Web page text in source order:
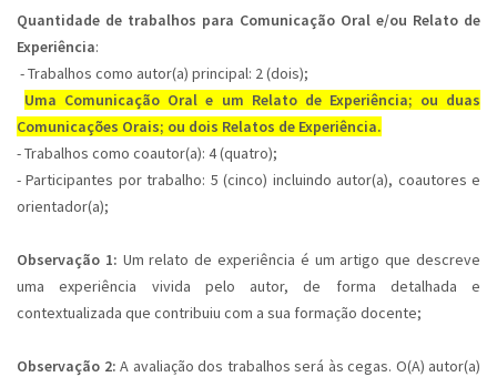
Quantidade de trabalhos para Comunicação Oral e/ou Relato de
Experiência:
- Trabalhos como autor(a) principal: 2 (dois);
Uma Comunicação Oral e um Relato de Experiência; ou duas
Comunicações Orais; ou dois Relatos de Experiência.
- Trabalhos como coautor(a): 4 (quatro);
- Participantes por trabalho: 5 (cinco) incluindo autor(a), coautores e
orientador(a);
Observação 1: Um relato de experiência é um artigo que descreve
uma experiência vivida pelo autor, de forma detalhada e
contextualizada que contribuiu com a sua formação docente;
Observação 2: A avaliação dos trabalhos será às cegas. O(A) autor(a)